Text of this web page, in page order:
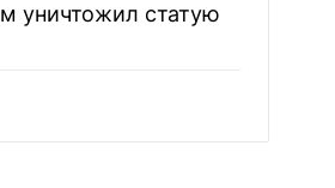
уничтожил статую